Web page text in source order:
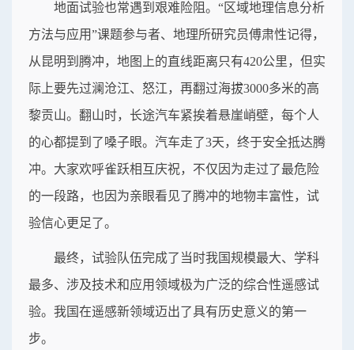
地面试验也常遇到艰难险阻。“区域地理信息分析
方法与应用”课题参与者、地理所研究员傅肃性记得，
从昆明到腾冲，地图上的直线距离只有420公里，但实
际上要先过澜沧江、怒江，再翻过海拔3000多米的高
黎贡山。翻山时，长途汽车紧挨着悬崖峭壁，每个人
的心都提到了嗓子眼。汽车走了3天，终于安全抵达腾
冲。大家欢呼雀跃相互庆祝，不仅因为走过了最危险
的一段路，也因为亲眼看见了腾冲的地物丰富性，试
验信心更足了。
最终，试验队伍完成了当时我国规模最大、学科
最多、涉及技术和应用领域极为广泛的综合性遥感试
验。我国在遥感新领域迈出了具有历史意义的第一
步。